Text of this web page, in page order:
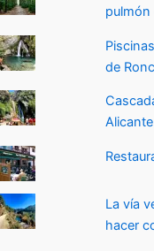
pulmón
de
Alicante
La vía
hacer